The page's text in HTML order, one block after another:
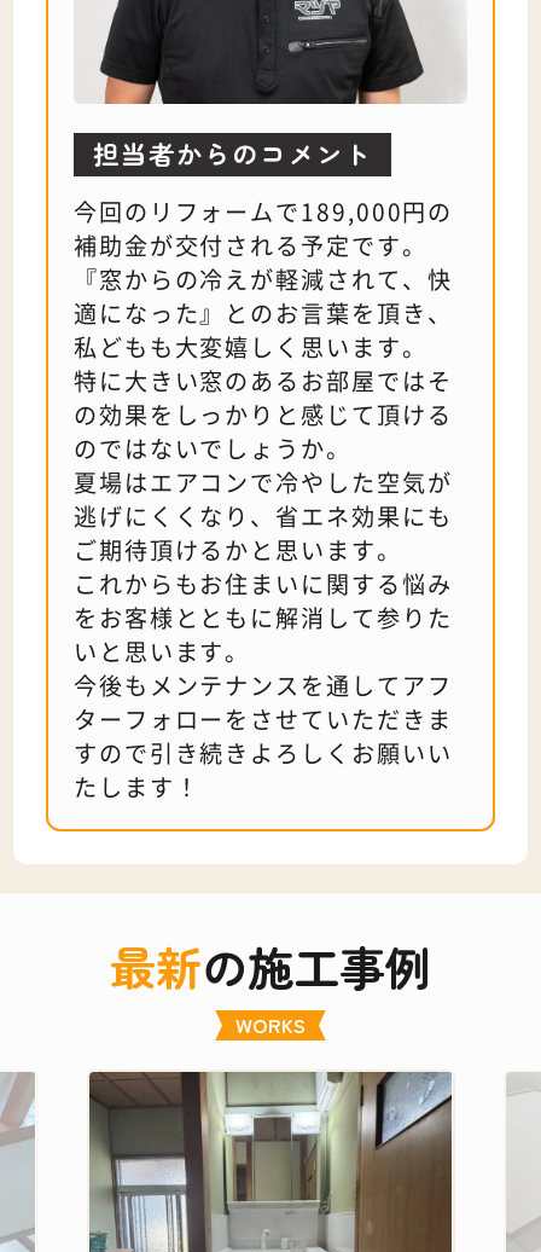
担当者からのコメント
今回のリフォームで189,000円の
補助金が交付される予定です。
『窓からの冷えが軽減されて、快
適になった』とのお言葉を頂き、
私どもも大変嬉しく思います。
特に大きい窓のあるお部屋ではそ
の効果をしっかりと感じて頂ける
のではないでしょうか。
夏場はエアコンで冷やした空気が
逃げにくくなり、省エネ効果にも
ご期待頂けるかと思います。
これからもお住まいに関する悩み
をお客様とともに解消して参りた
いと思います。
今後もメンテナンスを通してアフ
ターフォローをさせていただきま
すので引き続きよろしくお願いい
たします！
最新の施工事例
WORKS